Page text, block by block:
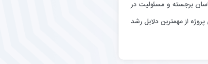
كارشناسان برجسته و مسئوليت در
از مهمترين دلايل رشد